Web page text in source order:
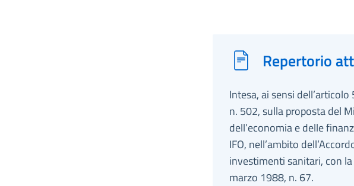
Repertorio
Intesa, ai sensi
n. 502, sulla proposta del
dell’economia e delle
IFO, nell’ambito
investimenti sanitari, con
marzo 1988, n. 67.